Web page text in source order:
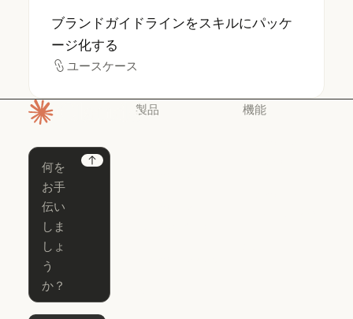
ブランドガイドラインをスキルにパッケー
ブランドガイドラインをスキルにパッケ
ージ化する
ユースケース
ユースケース
Next
製品 機能